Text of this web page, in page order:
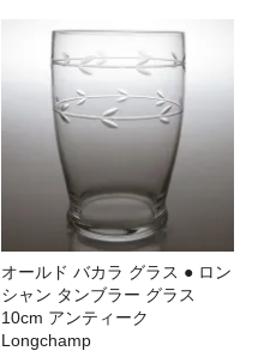
オールド バカラ グラス ● ロン
シャン タンブラー グラス
10cm アンティーク
Longchamp